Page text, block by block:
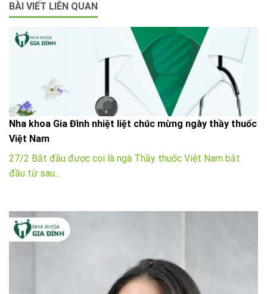
BÀI VIẾT LIÊN QUAN
Nha khoa Gia Đình nhiệt liệt chúc mừng ngày thầy thuốc
Việt Nam
27/2 Bắt đầu được coi là ngà Thầy thuốc Việt Nam bắt
đầu từ sau...